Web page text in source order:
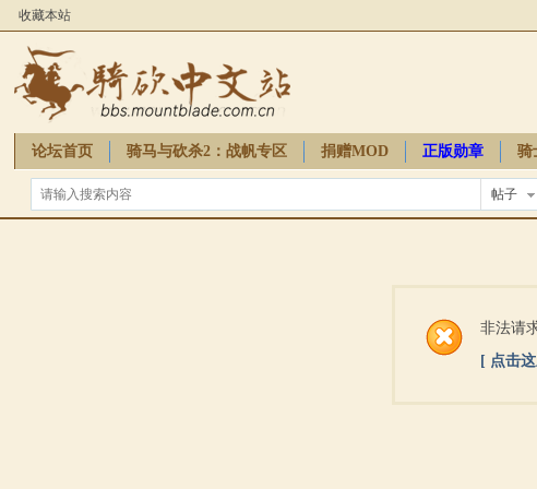
收藏本站
论坛首页 骑马与砍杀2：战帆专区 捐赠MOD 正版勋章 骑
骑砍周边
帖子
非法请
[ 点击